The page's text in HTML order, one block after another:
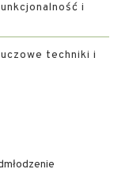
i
techniki i